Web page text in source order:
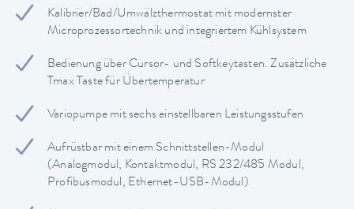
Kalibrier/Bad/Umwälzthermostat mit modernster
Microprozessortechnik und integriertem Kühlsystem
Bedienung über Cursor- und Softkeytasten. Zusätzliche
Tmax Taste für Übertemperatur
Variopumpe mit sechs einstellbaren Leistungsstufen
Aufrüstbar mit einem Schnittstellen-Modul
(Analogmodul, Kontaktmodul, RS 232/485 Modul,
Profibusmodul, Ethernet-USB-Modul)